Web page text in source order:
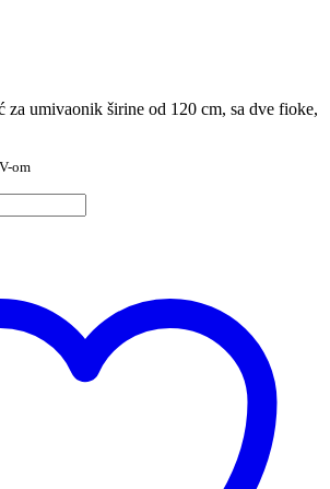
za umivaonik širine od 120 cm, sa dve fioke,
om